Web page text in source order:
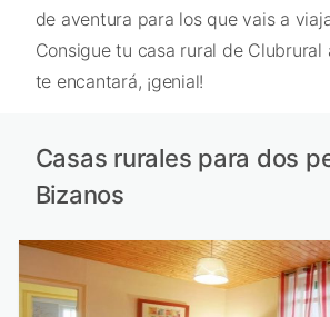
de aventura para los que vais a
Consigue tu casa rural de Clubrural
te encantará, ¡genial!
Casas rurales para dos
Bizanos